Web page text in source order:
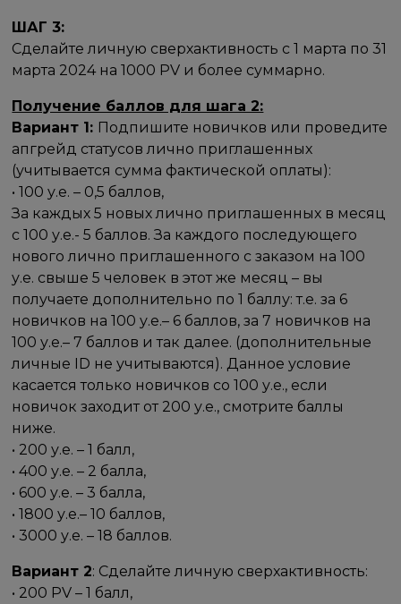
ШАГ 3:
Сделайте личную сверхактивность с 1 марта по 31
марта 2024 на 1000 PV и более суммарно.
Получение баллов для шага 2:
Вариант 1: Подпишите новичков или проведите
апгрейд статусов лично приглашенных
(учитывается сумма фактической оплаты):
• 100 у.е. – 0,5 баллов,
За каждых 5 новых лично приглашенных в месяц
с 100 у.е.- 5 баллов. За каждого последующего
нового лично приглашенного с заказом на 100
у.е. свыше 5 человек в этот же месяц – вы
получаете дополнительно по 1 баллу: т.е. за 6
новичков на 100 у.е.– 6 баллов, за 7 новичков на
100 у.е.– 7 баллов и так далее. (дополнительные
личные ID не учитываются). Данное условие
касается только новичков со 100 у.е., если
новичок заходит от 200 у.е., смотрите баллы
ниже.
• 200 у.е. – 1 балл,
• 400 у.е. – 2 балла,
• 600 у.е. – 3 балла,
• 1800 у.е.– 10 баллов,
• 3000 у.е. – 18 баллов.
Вариант 2: Сделайте личную сверхактивность:
• 200 PV – 1 балл,